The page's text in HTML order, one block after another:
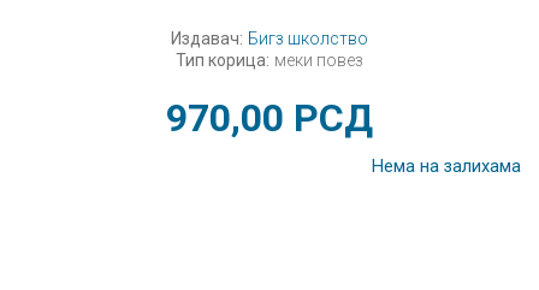
Издавач: Бигз школство
Тип корица: меки повез
970,00 РСД
Нема на залихама